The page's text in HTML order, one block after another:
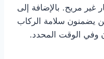
غير مريح. بالإضافة إلى
يضمنون سلامة الركاب
وفي الوقت المحدد.